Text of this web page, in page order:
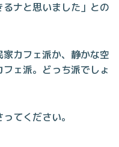
ナと思いました」との
カフェ派か、静かな空
ェ派。どっち派でしょ
てください。